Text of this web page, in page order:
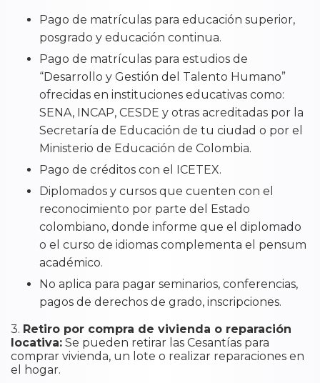
Pago de matrículas para educación superior,
posgrado y educación continua.
Pago de matrículas para estudios de
“Desarrollo y Gestión del Talento Humano”
ofrecidas en instituciones educativas como:
SENA, INCAP, CESDE y otras acreditadas por la
Secretaría de Educación de tu ciudad o por el
Ministerio de Educación de Colombia.
Pago de créditos con el ICETEX.
Diplomados y cursos que cuenten con el
reconocimiento por parte del Estado
colombiano, donde informe que el diplomado
o el curso de idiomas complementa el pensum
académico.
No aplica para pagar seminarios, conferencias,
pagos de derechos de grado, inscripciones.
3. Retiro por compra de vivienda o reparación
locativa: Se pueden retirar las Cesantías para
comprar vivienda, un lote o realizar reparaciones en
el hogar.